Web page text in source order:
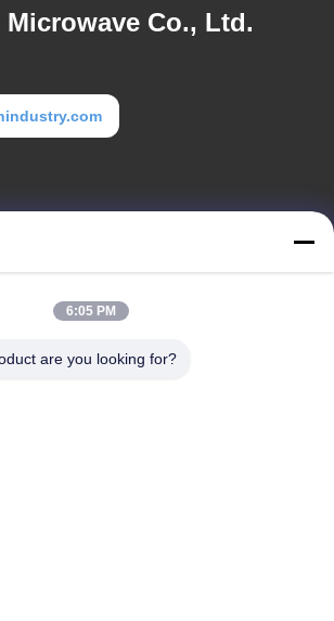
Co., Ltd.
park Xinkai, Jinye 2e weg, high-tech
6:05 PM
are you looking for?